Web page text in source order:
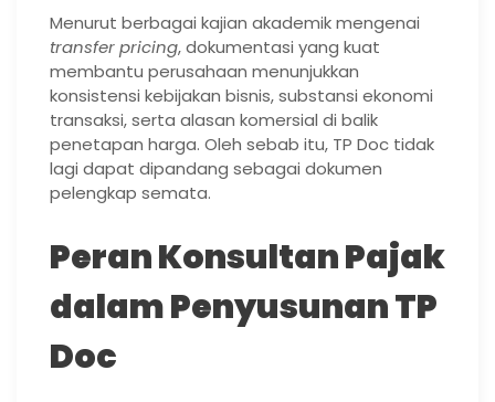
Menurut berbagai kajian akademik mengenai
transfer pricing, dokumentasi yang kuat
membantu perusahaan menunjukkan
konsistensi kebijakan bisnis, substansi ekonomi
transaksi, serta alasan komersial di balik
penetapan harga. Oleh sebab itu, TP Doc tidak
lagi dapat dipandang sebagai dokumen
pelengkap semata.
Peran Konsultan Pajak
dalam Penyusunan TP
Doc